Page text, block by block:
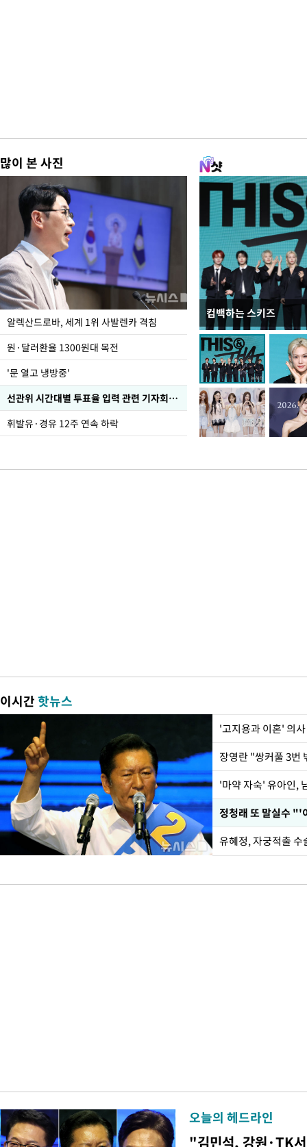
많이 본 사진
알렉산드로바, 세계 1위 사발렌카 격침
원·달러환율 1300원대 목전
'문 열고 냉방중'
선관위 시간대별 투표율 입력 관련 기자회견하는 주진우 의원
휘발유·경유 12주 연속 하락
컴백하는 스키즈
폭염 속 주말 풍경은?
이시간핫뉴스
'고지용과 이혼' 의
'마약 자숙' 유아인,
정청래 또 말실수
유혜정, 자궁적출
오늘의 헤드라인
"김민석, 강원·TK